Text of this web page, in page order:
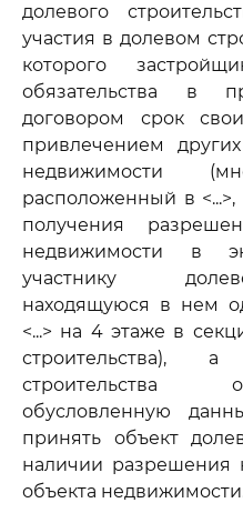
долевого
участия в долевом
которого
обязательства в
договором срок
привлечением
недвижимости
расположенный в
получения
недвижимости в
участнику
находящуюся в нем
<...> на 4 этаже в
строительства),
строительства
обусловленную
принять объект
наличии разрешения
объекта